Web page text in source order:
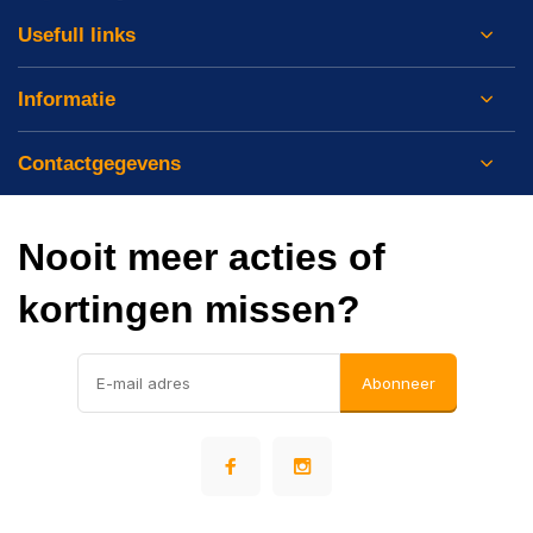
Usefull links
Informatie
Contactgegevens
Nooit meer acties of
kortingen missen?
Abonneer